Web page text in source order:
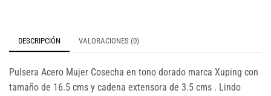
DESCRIPCIÓN VALORACIONES (0)
Pulsera Acero Mujer Cosecha en tono dorado marca Xuping con
tamaño de 16.5 cms y cadena extensora de 3.5 cms . Lindo